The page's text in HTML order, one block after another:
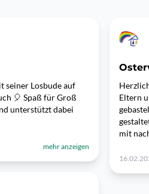
seiner Losbude auf
🎈 Spaß für Groß
unterstützt dabei
mehr anzeigen
Eltern
mit